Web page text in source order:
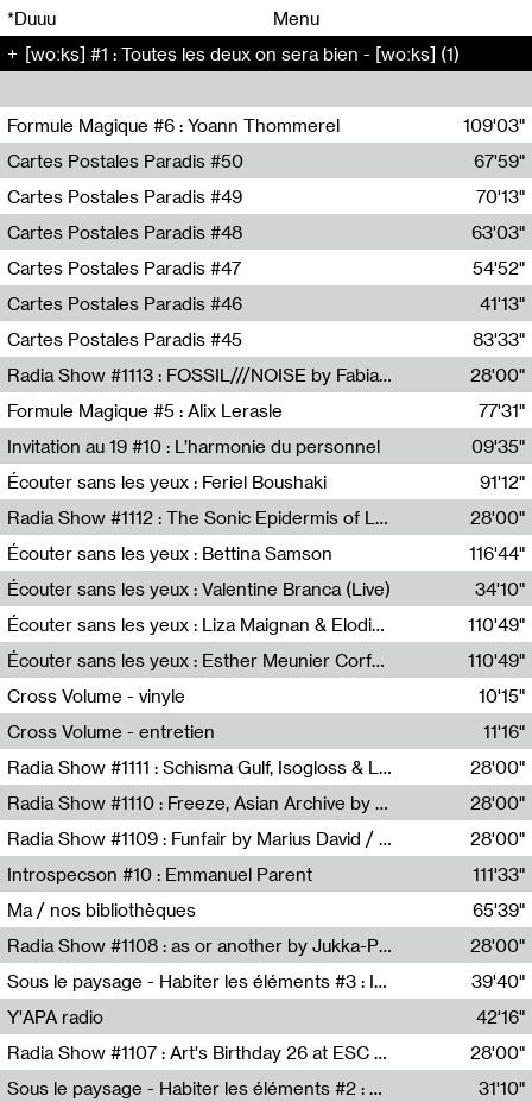
*Duuu
Menu
[woːks] #1 : Toutes les deux on sera bien - [woːks] (1)
Formule Magique #6 : Yoann Thommerel
Nathalie Lacroix,Yoann Thommerel
109'03"
Cartes Postales Paradis #50
Zoé Leroux
67'59"
Cartes Postales Paradis #49
Aurore Portales
70'13"
Cartes Postales Paradis #48
Mathias Dupaquier
63'03"
Cartes Postales Paradis #47
Raymond Engramer
54'52"
Cartes Postales Paradis #46
Sarah Banville
41'13"
Cartes Postales Paradis #45
Mateo Cuin
83'33"
Radia Show #1113 : FOSSIL///NOISE by Fabiana Gibim / Wave Farm
Wave Farm
28'00"
Formule Magique #5 : Alix Lerasle
Nathalie Lacroix
77'31"
Invitation au 19 #10 : L’harmonie du personnel
19, CRAC
09'35"
Écouter sans les yeux : Feriel Boushaki
Feriel Boushaki
91'12"
Radia Show #1112 : The Sonic Epidermis of Lake Léman by Paul Courlet / Guest Slot
28'00"
Écouter sans les yeux : Bettina Samson
Bettina Samson
116'44"
Écouter sans les yeux : Valentine Branca (Live)
Valentine Branca
34'10"
Écouter sans les yeux : Liza Maignan & Elodie Lecat
Liza Maignan,Elodie Lecat
110'49"
Écouter sans les yeux : Esther Meunier Corfdyr
Esther Meunier Corfdyr
110'49"
Cross Volume - vinyle
10'15"
Cross Volume - entretien
11'16"
Radia Show #1111 : Schisma Gulf, Isogloss & Lament For The Old Clock By Harvey Young / Resonance
Resonance
28'00"
Radia Show #1110 : Freeze, Asian Archive by Avita Maheen / Radio Worm
Radio WORM
28'00"
Radia Show #1109 : Funfair by Marius David / JET FM
Jet FM
28'00"
Introspecson #10 : Emmanuel Parent
Pierre Henry,Emmanuel Parent
111'33"
Ma / nos bibliothèques
Sarah Tritz,Elene Lapiashivili,Justin Marconnet,Mateo Cuche,Esther Lechevalier,Suzie Lecroart,Romance Castelet
65'39"
Radia Show #1108 : as or another by Jukka-Pekka Kervinen / Rádio Zero
Radio Zero
28'00"
Sous le paysage - Habiter les éléments #3 : Interprétations, rituels et symboliques des éléments
Nastassja Martin
39'40"
Y'APA radio
Pierrick Mouton
42'16"
Radia Show #1107 : Art's Birthday 26 at ESC - Medien Kunst Labor
Radio Helsinki
28'00"
Sous le paysage - Habiter les éléments #2 : Vers le tournant élémentaire
31'10"
00 00
00 00